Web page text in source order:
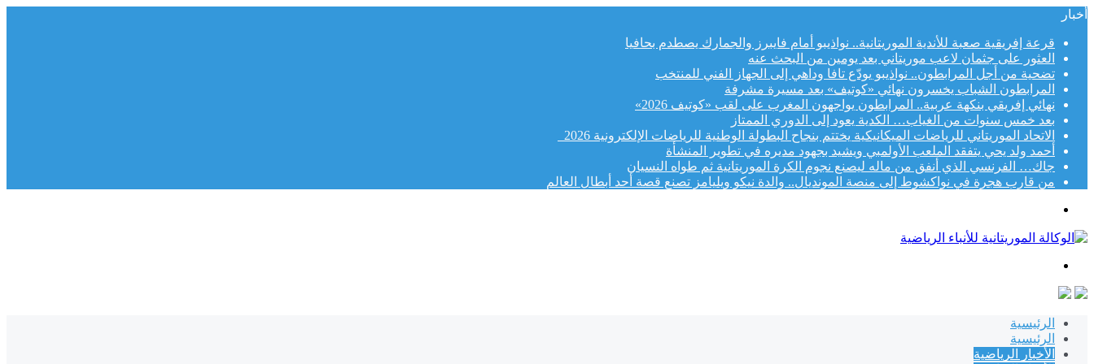
أخبار
قرعة إفريقية صعبة للأندية الموريتانية.. نواذيبو أمام فايبرز والجمارك يصطدم بحافيا
العثور على جثمان لاعب موريتاني بعد يومين من البحث عنه
تضحية من أجل المرابطون.. نواذيبو يودّع تافا وداهي إلى الجهاز الفني للمنتخب
المرابطون الشباب يخسرون نهائي «كوتيف» بعد مسيرة مشرفة
نهائي إفريقي بنكهة عربية.. المرابطون يواجهون المغرب على لقب «كوتيف 2026»
بعد خمس سنوات من الغياب… الكدية يعود إلى الدوري الممتاز
الاتحاد الموريتاني للرياضات الميكانيكية يختتم بنجاح البطولة الوطنية للرياضات الإلكترونية 2026
أحمد ولد يحي يتفقد الملعب الأولمبي ويشيد بجهود مديره في تطوير المنشأة
جاك… الفرنسي الذي أنفق من ماله ليصنع نجوم الكرة الموريتانية ثم طواه النسيان
من قارب هجرة في نواكشوط إلى منصة المونديال.. والدة نيكو ويليامز تصنع قصة أحد أبطال العالم
الرئيسية
الرئيسية
الأخبار الرياضية